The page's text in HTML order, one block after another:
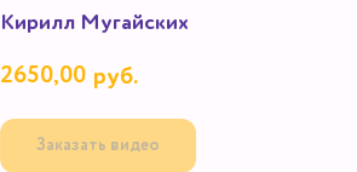
Кирилл Мугайских
2650,00 руб.
Заказать видео